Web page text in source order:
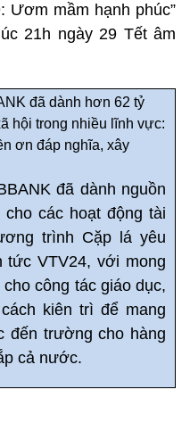
Ươm mầm hạnh phúc”
21h ngày 29 Tết âm
đã dành hơn 62 tỷ
hội trong nhiều lĩnh vực:
ơn đáp nghĩa, xây
đã dành nguồn
các hoạt động tài
trình Cặp lá yêu
tức VTV24, với mong
công tác giáo dục,
kiên trì để mang
đến trường cho hàng
cả nước.